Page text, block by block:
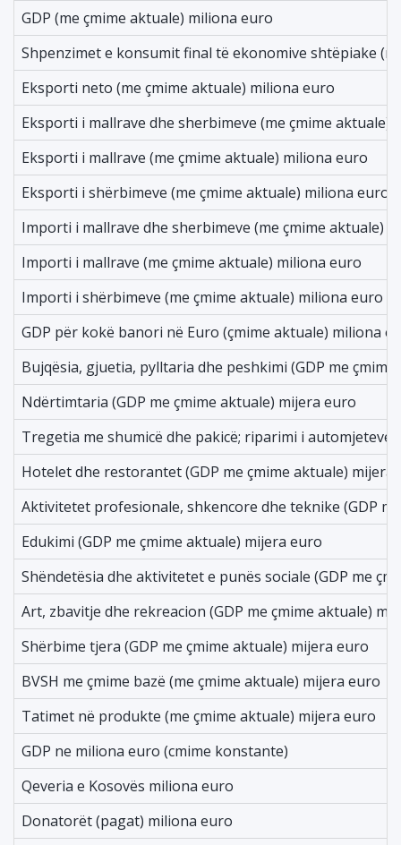
GDP (me çmime aktuale) miliona euro
Shpenzimet e konsumit final të ekonomive shtëpiake
Eksporti neto (me çmime aktuale) miliona euro
Eksporti i mallrave dhe sherbimeve (me çmime aktuale)
Eksporti i mallrave (me çmime aktuale) miliona euro
Eksporti i shërbimeve (me çmime aktuale) miliona euro
Importi i mallrave dhe sherbimeve (me çmime aktuale)
Importi i mallrave (me çmime aktuale) miliona euro
Importi i shërbimeve (me çmime aktuale) miliona euro
GDP për kokë banori në Euro (çmime aktuale) miliona
Bujqësia, gjuetia, pylltaria dhe peshkimi (GDP me
Ndërtimtaria (GDP me çmime aktuale) mijera euro
Tregetia me shumicë dhe pakicë; riparimi i
Hotelet dhe restorantet (GDP me çmime aktuale) mijera
Aktivitetet profesionale, shkencore dhe teknike (GDP
Edukimi (GDP me çmime aktuale) mijera euro
Shëndetësia dhe aktivitetet e punës sociale (GDP me
Art, zbavitje dhe rekreacion (GDP me çmime aktuale)
Shërbime tjera (GDP me çmime aktuale) mijera euro
BVSH me çmime bazë (me çmime aktuale) mijera euro
Tatimet në produkte (me çmime aktuale) mijera euro
GDP ne miliona euro (cmime konstante)
Qeveria e Kosovës miliona euro
Donatorët (pagat) miliona euro